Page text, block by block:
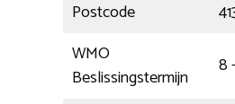
Postcode
WMO
Beslissingstermijn
8